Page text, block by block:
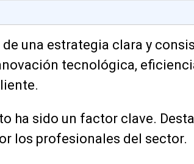
una estrategia clara y
tecnológica,
ha sido un factor clave.
los profesionales del sector.